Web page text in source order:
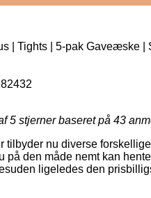
| Tights | 5-pak Gaveæske |
5 stjerner baseret på 43
tilbyder nu diverse
på den måde nemt kan
ligeledes den